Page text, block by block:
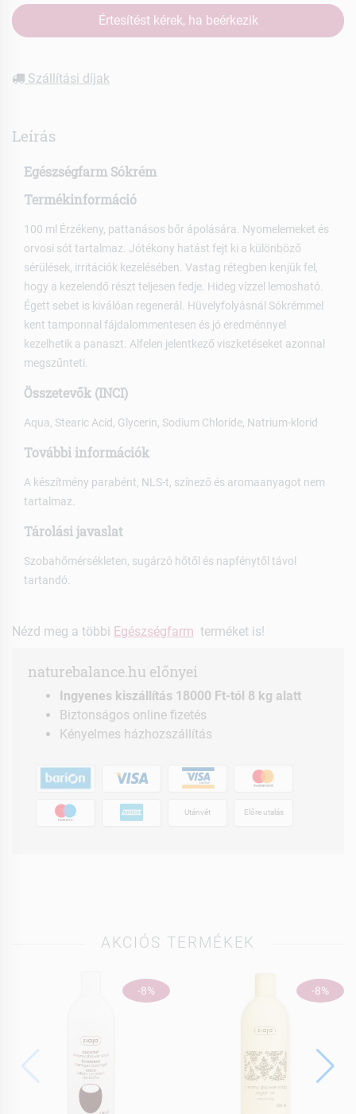
Értesítést kérek, ha beérkezik
Szállítási díjak
Leírás
Egészségfarm Sókrém
Termékinformáció
100 ml Érzékeny, pattanásos bőr ápolására. Nyomelemeket és
orvosi sót tartalmaz. Jótékony hatást fejt ki a különböző
sérülések, irritációk kezelésében. Vastag rétegben kenjük fel,
hogy a kezelendő részt teljesen fedje. Hideg vízzel lemosható.
Égett sebet is kiválóan regenerál. Hüvelyfolyásnál Sókrémmel
kent tamponnal fájdalommentesen és jó eredménnyel
kezelhetik a panaszt. Alfelen jelentkező viszketéseket azonnal
megszűnteti.
Összetevők (INCI)
Aqua, Stearic Acid, Glycerin, Sodium Chloride, Natrium-klorid
További információk
A készítmény parabént, NLS-t, színező és aromaanyagot nem
tartalmaz.
Tárolási javaslat
Szobahőmérsékleten, sugárzó hőtől és napfénytől távol
tartandó.
Nézd meg a többi Egészségfarm terméket is!
naturebalance.hu előnyei
Ingyenes kiszállítás 18000 Ft-tól 8 kg alatt
Biztonságos online fizetés
Kényelmes házhozszállítás
Utánvét Előre utalás
AKCIÓS TERMÉKEK
-8% -8%